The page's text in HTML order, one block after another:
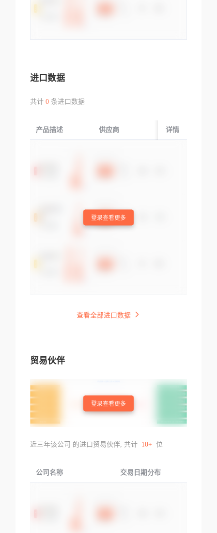
进口数据
共计 0条进口数据
产品描述 供应商 起运国/地区
详情
登录查看更多
查看全部进口数据
贸易伙伴
登录查看更多
近三年该公司 的进口贸易伙伴, 共计 10+ 位
公司名称 交易日期分布